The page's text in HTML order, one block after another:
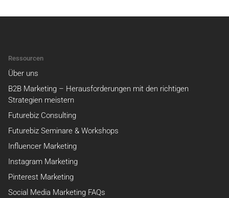
Ressourcen
Über uns
B2B Marketing – Herausforderungen mit den richtigen
Strategien meistern
Futurebiz Consulting
Futurebiz Seminare & Workshops
Influencer Marketing
Instagram Marketing
Pinterest Marketing
Social Media Marketing FAQs